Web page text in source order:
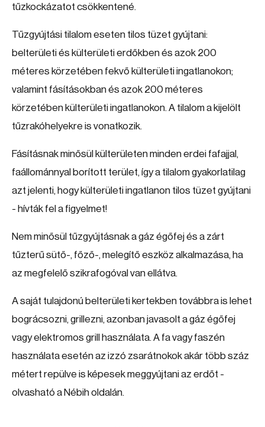
tűzkockázatot csökkentené.
Tűzgyújtási tilalom eseten tilos tüzet gyújtani:
belterületi és külterületi erdőkben és azok 200
méteres körzetében fekvő külterületi ingatlanokon;
valamint fásításokban és azok 200 méteres
körzetében külterületi ingatlanokon. A tilalom a kijelölt
tűzrakóhelyekre is vonatkozik.
Fásításnak minősül külterületen minden erdei fafajjal,
faállománnyal borított terület, így a tilalom gyakorlatilag
azt jelenti, hogy külterületi ingatlanon tilos tüzet gyújtani
- hívták fel a figyelmet!
Nem minősül tűzgyújtásnak a gáz égőfej és a zárt
tűzterű sütő-, főző-, melegítő eszköz alkalmazása, ha
az megfelelő szikrafogóval van ellátva.
A saját tulajdonú belterületi kertekben továbbra is lehet
bográcsozni, grillezni, azonban javasolt a gáz égőfej
vagy elektromos grill használata. A fa vagy faszén
használata esetén az izzó zsarátnokok akár több száz
métert repülve is képesek meggyújtani az erdőt -
olvasható a Nébih oldalán.